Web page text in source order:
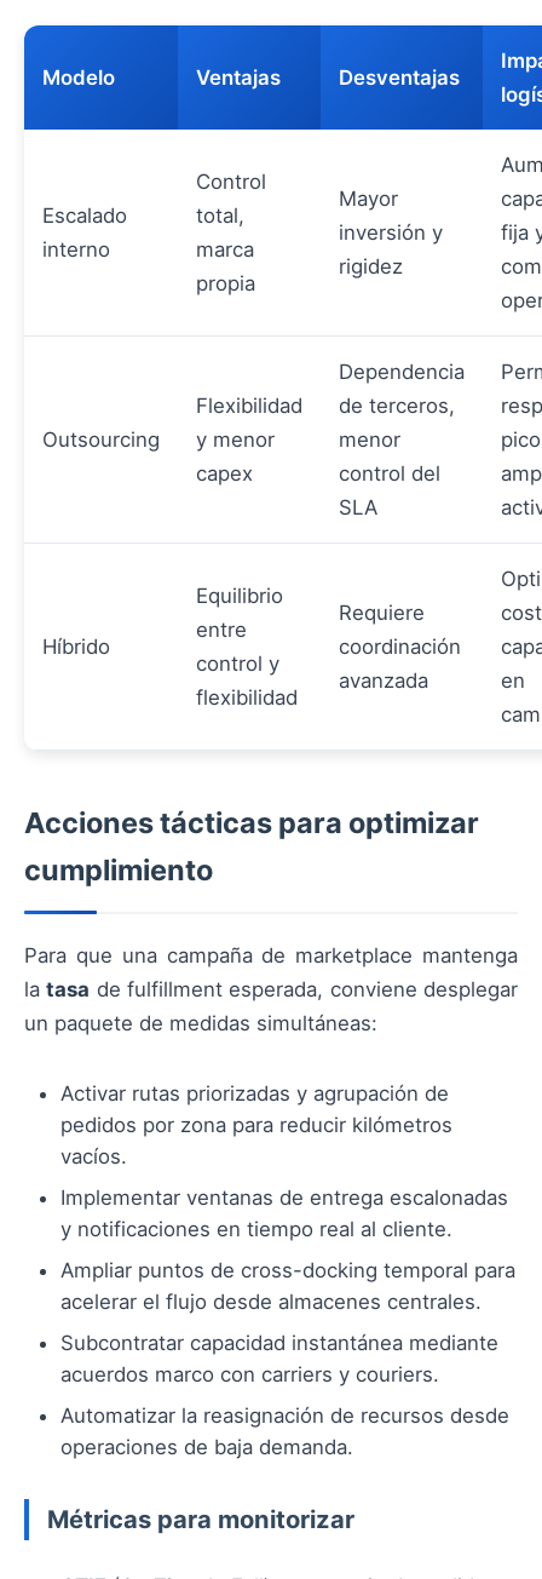
Modelo Ventajas Desventajas
Escalado
interno
Control
total,
marca
propia
Mayor
inversión y
rigidez
fija
Outsourcing
Flexibilidad
y menor
capex
Dependencia
de terceros,
menor
control del
SLA
Híbrido
Equilibrio
entre
control y
flexibilidad
Requiere
coordinación
avanzada
en
Acciones tácticas para optimizar
cumplimiento
Para que una campaña de marketplace mantenga
latasa de fulfillment esperada, conviene desplegar
un paquete de medidas simultáneas:
Activar rutas priorizadas y agrupación de
pedidos por zona para reducir kilómetros
vacíos.
Implementar ventanas de entrega escalonadas
y notificaciones en tiempo real al cliente.
Ampliar puntos de cross-docking temporal para
acelerar el flujo desde almacenes centrales.
Subcontratar capacidad instantánea mediante
acuerdos marco con carriers y couriers.
Automatizar la reasignación de recursos desde
operaciones de baja demanda.
Métricas para monitorizar